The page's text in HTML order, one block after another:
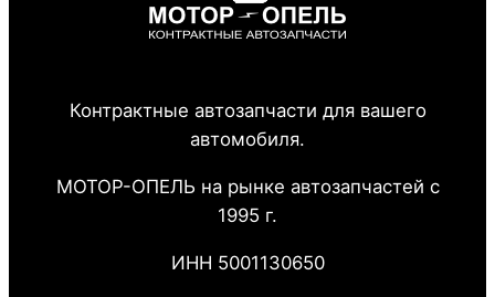
Контрактные автозапчасти для вашего
автомобиля.
МОТОР-ОПЕЛЬ на рынке автозапчастей с
1995 г.
ИНН 5001130650